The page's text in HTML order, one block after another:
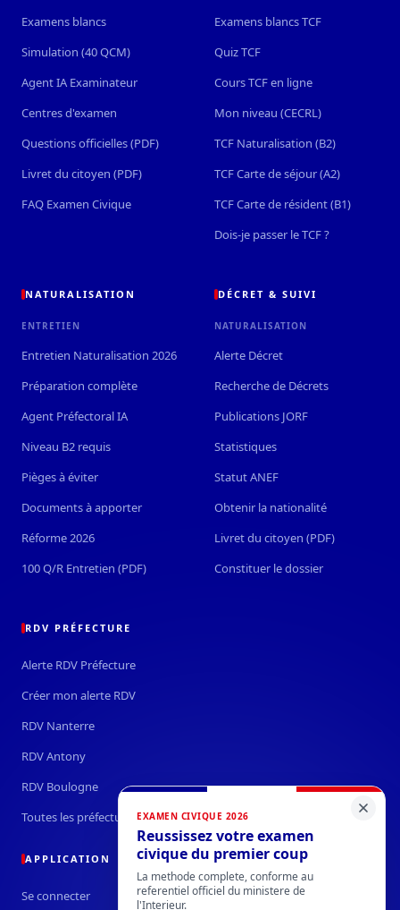
EXAMEN CIVIQUE 2026
Reussissez votre examen
civique du premier coup
La methode complete, conforme au
referentiel officiel du ministere de
l'Interieur.
Examens blancs
Simulation (40 QCM)
Agent IA Examinateur
Centres d'examen
Questions officielles (PDF)
Livret du citoyen (PDF)
FAQ Examen Civique
Examens blancs TCF
Quiz TCF
Cours TCF en ligne
Mon niveau (CECRL)
TCF Naturalisation (B2)
TCF Carte de séjour (A2)
TCF Carte de résident (B1)
Dois-je passer le TCF ?
NATURALISATION
ENTRETIEN
Entretien Naturalisation 2026
Préparation complète
Agent Préfectoral IA
Niveau B2 requis
Pièges à éviter
Documents à apporter
Réforme 2026
100 Q/R Entretien (PDF)
DÉCRET & SUIVI
NATURALISATION
Alerte Décret
Recherche de Décrets
Publications JORF
Statistiques
Statut ANEF
Obtenir la nationalité
Livret du citoyen (PDF)
Constituer le dossier
RDV PRÉFECTURE
Alerte RDV Préfecture
Créer mon alerte RDV
RDV Nanterre
RDV Antony
RDV Boulogne
Toutes les préfectures →
APPLICATION
Se connecter